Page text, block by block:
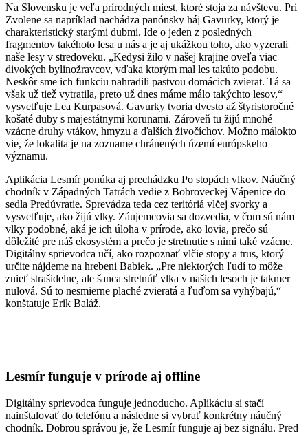
Na Slovensku je veľa prírodných miest, ktoré stoja za návštevu. Pri
Zvolene sa napríklad nachádza panónsky háj Gavurky, ktorý je
charakteristický starými dubmi. Ide o jeden z posledných
fragmentov takéhoto lesa u nás a je aj ukážkou toho, ako vyzerali
naše lesy v stredoveku. „Kedysi žilo v našej krajine oveľa viac
divokých bylinožravcov, vďaka ktorým mal les takúto podobu.
Neskôr sme ich funkciu nahradili pastvou domácich zvierat. Tá sa
však už tiež vytratila, preto už dnes máme málo takýchto lesov,“
vysvetľuje Lea Kurpasová. Gavurky tvoria dvesto až štyristoročné
košaté duby s majestátnymi korunami. Zároveň tu žijú mnohé
vzácne druhy vtákov, hmyzu a ďalších živočíchov. Možno málokto
vie, že lokalita je na zozname chránených území európskeho
významu.
Aplikácia Lesmír ponúka aj prechádzku Po stopách vlkov. Náučný
chodník v Západných Tatrách vedie z Bobroveckej Vápenice do
sedla Predúvratie. Sprevádza teda cez teritóriá vlčej svorky a
vysvetľuje, ako žijú vlky. Záujemcovia sa dozvedia, v čom sú nám
vlky podobné, aká je ich úloha v prírode, ako lovia, prečo sú
dôležité pre náš ekosystém a prečo je stretnutie s nimi také vzácne.
Digitálny sprievodca učí, ako rozpoznať vlčie stopy a trus, ktorý
určite nájdeme na hrebeni Babiek. „Pre niektorých ľudí to môže
znieť strašidelne, ale šanca stretnúť vlka v našich lesoch je takmer
nulová. Sú to nesmierne plaché zvieratá a ľuďom sa vyhýbajú,“
konštatuje Erik Baláž.
Lesmír funguje v prírode aj offline
Digitálny sprievodca funguje jednoducho. Aplikáciu si stačí
nainštalovať do telefónu a následne si vybrať konkrétny náučný
chodník. Dobrou správou je, že Lesmír funguje aj bez signálu. Pred